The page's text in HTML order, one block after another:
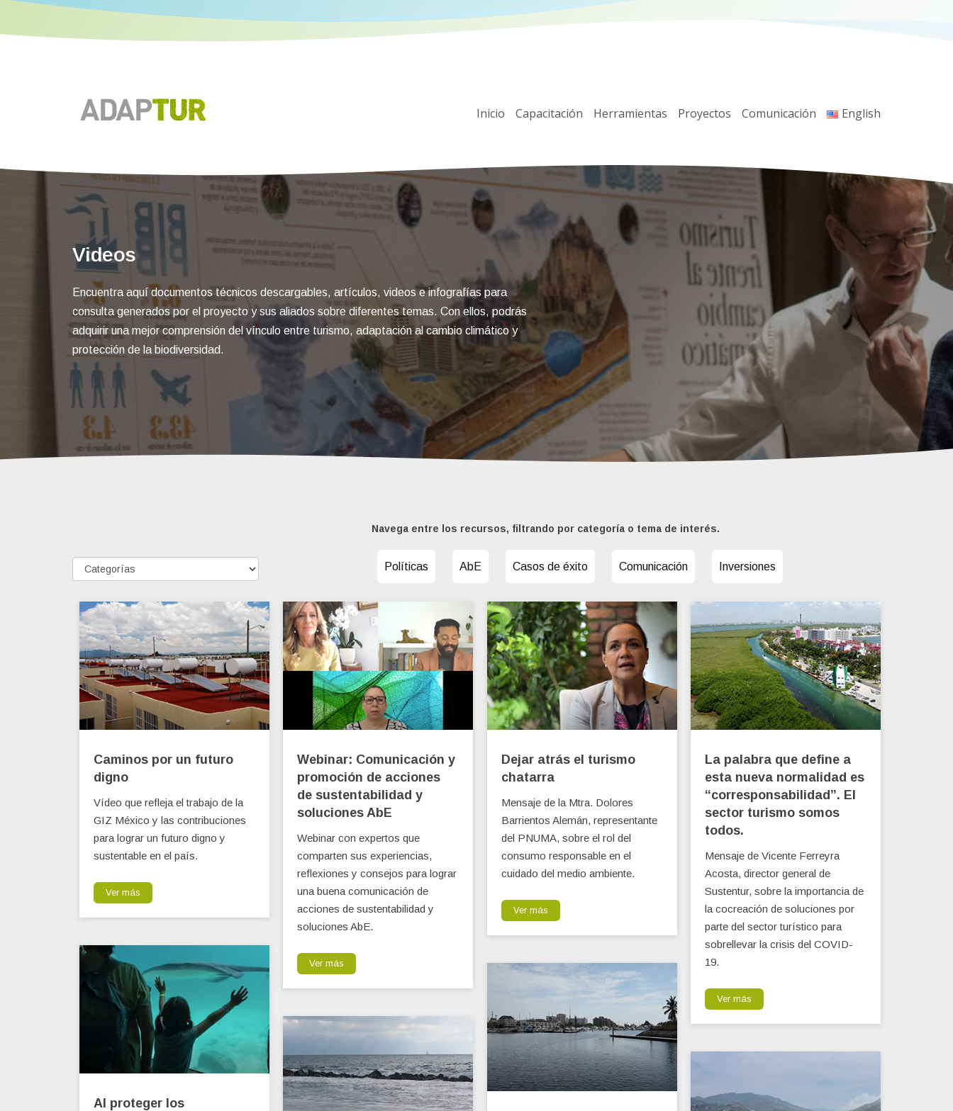
Inicio Capacitación Herramientas Proyectos Comunicación English
Videos
Encuentra aquí documentos técnicos descargables, artículos, videos e infografías para
consulta generados por el proyecto y sus aliados sobre diferentes temas. Con ellos, podrás
adquirir una mejor comprensión del vínculo entre turismo, adaptación al cambio climático y
protección de la biodiversidad.
Navega entre los recursos, filtrando por categoría o tema de interés.
Políticas AbE Casos de éxito Comunicación Inversiones
Caminos por un futuro
digno
Vídeo que refleja el trabajo de la
GIZ México y las contribuciones
para lograr un futuro digno y
sustentable en el país.
Ver más
Webinar: Comunicación y
promoción de acciones
de sustentabilidad y
soluciones AbE
Webinar con expertos que
comparten sus experiencias,
reflexiones y consejos para lograr
una buena comunicación de
acciones de sustentabilidad y
soluciones AbE.
Ver más
Dejar atrás el turismo
chatarra
Mensaje de la Mtra. Dolores
Barrientos Alemán, representante
del PNUMA, sobre el rol del
consumo responsable en el
cuidado del medio ambiente.
Ver más
La palabra que define a
esta nueva normalidad es
“corresponsabilidad”. El
sector turismo somos
todos.
Mensaje de Vicente Ferreyra
Acosta, director general de
Sustentur, sobre la importancia de
la cocreación de soluciones por
parte del sector turístico para
sobrellevar la crisis del COVID-
19.
Ver más
Al proteger los